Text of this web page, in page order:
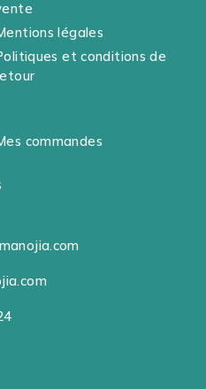
légales
et conditions de
commandes